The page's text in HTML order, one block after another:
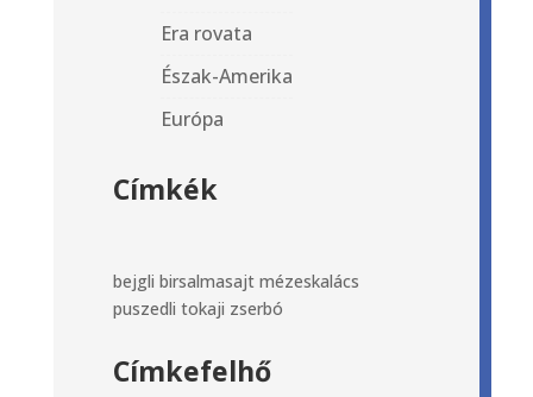
Era rovata
Észak-Amerika
Európa
Címkék
bejgli birsalmasajt mézeskalács
puszedli tokaji zserbó
Címkefelhő